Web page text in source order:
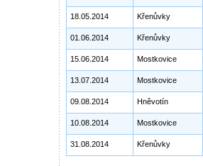
18.05.2014 Křenůvky
01.06.2014 Křenůvky
15.06.2014 Mostkovice
13.07.2014 Mostkovice
09.08.2014 Hněvotín
10.08.2014 Mostkovice
31.08.2014 Křenůvky